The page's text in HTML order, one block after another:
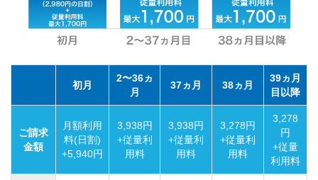
初月
2〜36ヵ
月
37ヵ月 38ヵ月
39ヵ月
目以降
ご請求
金額
月額利用
料(日割)
+5,940円
3,938円
+従量利
用料
3,938円
+従量利
用料
3,278円
+従量利
用料
3,278
円
+従量
利用料